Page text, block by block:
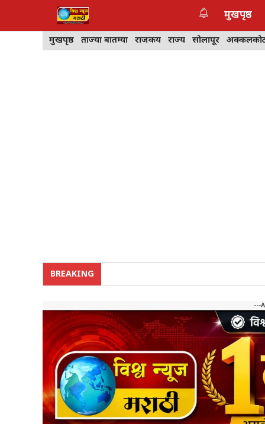
मुखपृष्ठ
मुखपृष्ठ ताज्या बातम्या राजकीय राज्य सोलापूर
BREAKING
---